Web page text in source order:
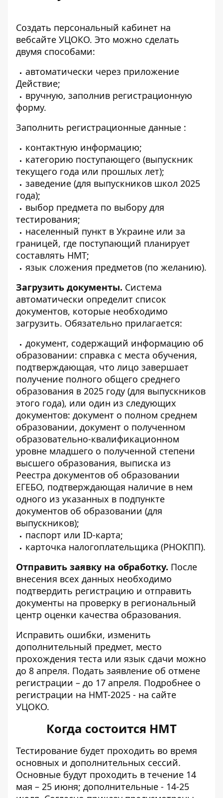
Создать персональный кабинет на
вебсайте УЦОКО. Это можно сделать
двумя способами:
автоматически через приложение
Действие;
вручную, заполнив регистрационную
форму.
Заполнить регистрационные данные :
контактную информацию;
категорию поступающего (выпускник
текущего года или прошлых лет);
заведение (для выпускников школ 2025
года);
выбор предмета по выбору для
тестирования;
населенный пункт в Украине или за
границей, где поступающий планирует
составлять НМТ;
язык сложения предметов (по желанию).
Загрузить документы. Система
автоматически определит список
документов, которые необходимо
загрузить. Обязательно прилагается:
документ, содержащий информацию об
образовании: справка с места обучения,
подтверждающая, что лицо завершает
получение полного общего среднего
образования в 2025 году (для выпускников
этого года), или один из следующих
документов: документ о полном среднем
образовании, документ о полученном
образовательно-квалификационном
уровне младшего о полученной степени
высшего образования, выписка из
Реестра документов об образовании
ЕГЕБО, подтверждающая наличие в нем
одного из указанных в подпункте
документов об образовании (для
выпускников);
паспорт или ID-карта;
карточка налогоплательщика (РНОКПП).
Отправить заявку на обработку. После
внесения всех данных необходимо
подтвердить регистрацию и отправить
документы на проверку в региональный
центр оценки качества образования.
Исправить ошибки, изменить
дополнительный предмет, место
прохождения теста или язык сдачи можно
до 8 апреля. Подать заявление об отмене
регистрации – до 17 апреля. Подробнее о
регистрации на НМТ-2025 - на сайте
УЦОКО.
Когда состоится НМТ
Тестирование будет проходить во время
основных и дополнительных сессий.
Основные будут проходить в течение 14
мая – 25 июня; дополнительные - 14-25